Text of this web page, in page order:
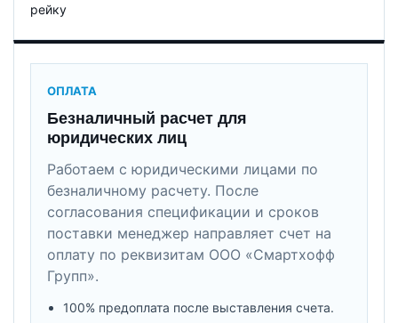
рейку
ОПЛАТА
Безналичный расчет для
юридических лиц
Работаем с юридическими лицами по
безналичному расчету. После
согласования спецификации и сроков
поставки менеджер направляет счет на
оплату по реквизитам ООО «Смартхофф
Групп».
100% предоплата после выставления счета.